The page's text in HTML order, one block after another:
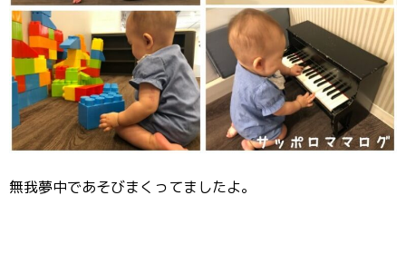
無我夢中であそびまくってましたよ。